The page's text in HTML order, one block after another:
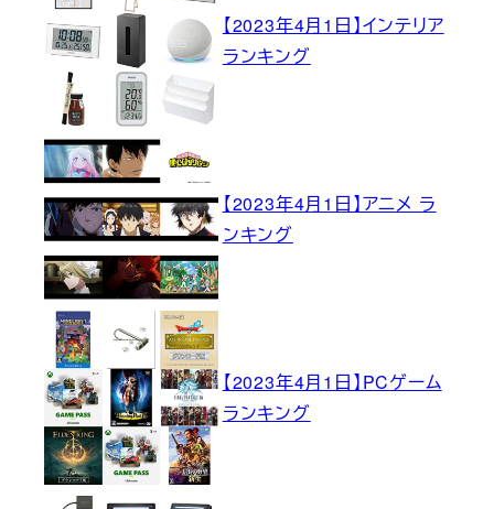
【2023年4月1日】インテリア
ランキング
【2023年4月1日】アニメ ラ
ンキング
【2023年4月1日】PCゲーム
ランキング